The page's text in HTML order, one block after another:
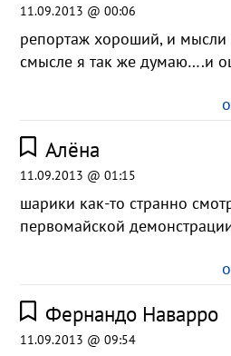
11.09.2013 @ 00:06
репортаж хороший, и
смысле я так же думаю….и
Алёна
11.09.2013 @ 01:15
шарики как-то странно
первомайской
Фернандо Наварро
11.09.2013 @ 09:54